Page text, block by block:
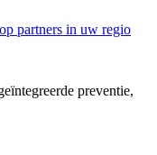
partners in uw regio
preventie,